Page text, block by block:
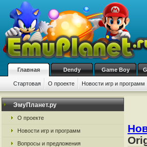
Главная Dendy Game Boy
Стартовая О проекте Новости игр и программ
ЭмуПланет.ру
О проекте
Новости игр и программ
Вопросы и предложения